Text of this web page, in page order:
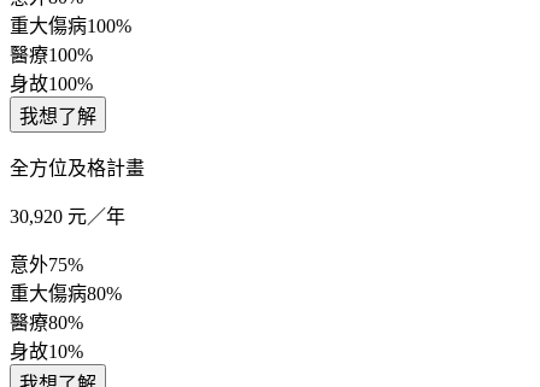
重大傷病100%
醫療100%
身故100%
我想了解
全方位及格計畫
30,920 元／年
意外75%
重大傷病80%
醫療80%
身故10%